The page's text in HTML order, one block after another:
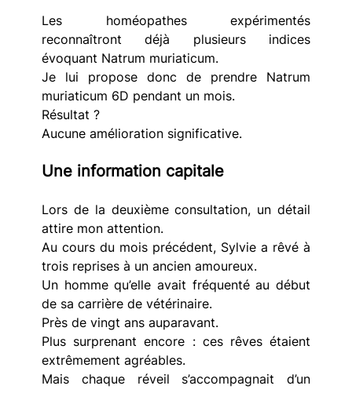
Les homéopathes expérimentés
reconnaîtront déjà plusieurs indices
évoquant Natrum muriaticum.
Je lui propose donc de prendre Natrum
muriaticum 6D pendant un mois.
Résultat ?
Aucune amélioration significative.
Une information capitale
Lors de la deuxième consultation, un détail
attire mon attention.
Au cours du mois précédent, Sylvie a rêvé à
trois reprises à un ancien amoureux.
Un homme qu’elle avait fréquenté au début
de sa carrière de vétérinaire.
Près de vingt ans auparavant.
Plus surprenant encore : ces rêves étaient
extrêmement agréables.
Mais chaque réveil s’accompagnait d’un